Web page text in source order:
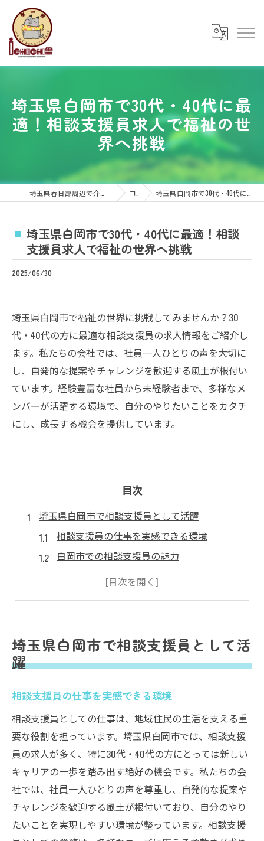
埼玉県白岡市で30代・40代に最
適！相談支援員求人で福祉の世
界へ挑戦
コラム 埼玉県白岡市で30代・40代に最適！相談支援員求人で福祉の世界へ挑戦
埼玉県白岡市で30代・40代に最適！相談
支援員求人で福祉の世界へ挑戦
2025/06/30
埼玉県白岡市で福祉の世界に挑戦してみませんか？30
代・40代の方に最適な相談支援員の求人情報をご紹介し
ます。私たちの会社では、社員一人ひとりの声を大切に
し、自発的な提案やチャレンジを歓迎する風土が根付い
ています。経験豊富な社員から未経験者まで、多様なメ
ンバーが活躍する環境で、自分のやりたいことをカタチ
にし、成長する機会を提供しています。
目次
埼玉県白岡市で相談支援員として活躍
相談支援員の仕事を実感できる環境
白岡市での相談支援員の魅力
地域に根ざした相談支援員の役割とは
埼玉県で相談支援員としての一歩を
福祉の現場で輝く相談支援員の求人情報
福祉現場での相談支援員の重要性
白岡市で求められる相談支援員のスキル
相談支援員の求人に注目する理由
相談支援員の求人で見つける新たな役割
福祉の現場で相談支援員の魅力を発見
30代・40代向け相談支援員求人の魅力
相談支援員求人が提供する安心の職場
30代・40代が活躍できる相談支援員の仕事
埼玉県白岡市で相談支援員として活
躍
相談支援員の仕事を実感できる環境
相談支援員としての仕事は、地域住民の生活を支える重
要な役割を担っています。埼玉県白岡市では、相談支援
員の求人が多く、特に30代・40代の方にとっては新しい
キャリアの一歩を踏み出す絶好の機会です。私たちの会
社では、社員一人ひとりの声を尊重し、自発的な提案や
チャレンジを歓迎する風土が根付いており、自分のやり
たいことを実現しやすい環境が整っています。相談支援